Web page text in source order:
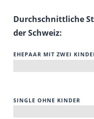
Durchschnittliche
der Schweiz:
EHEPAAR MIT ZWEI
SINGLE OHNE KINDER